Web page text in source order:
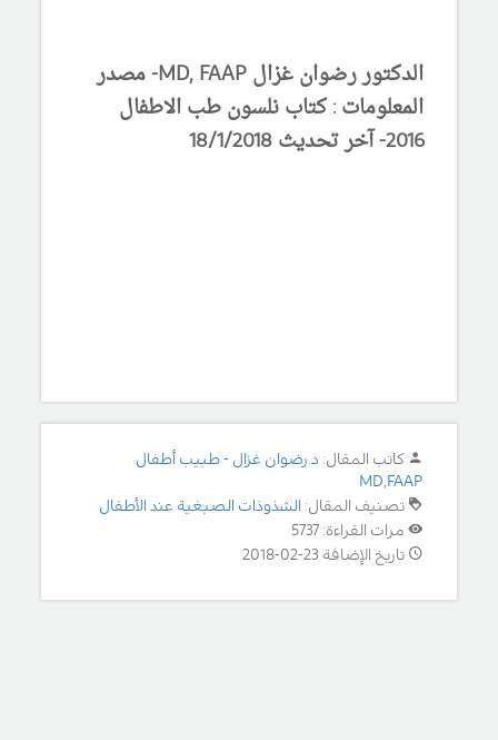
الدكتور رضوان غزال MD, FAAP- مصدر
المعلومات : كتاب نلسون طب الاطفال
2016- آخر تحديث 18/1/2018
كاتب المقال: د.رضوان غزال - طبيب أطفال
MD,FAAP
تصنيف المقال: الشذوذات الصبغية عند الأطفال
مرات القراءة: 5737
تاريخ الإضافة 23-02-2018